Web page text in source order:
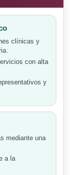
clínicas y
con alta
y
mediante una
a la